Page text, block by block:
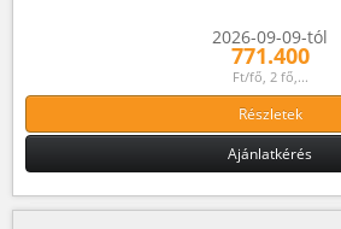
2026-09-09-tól
771.400
Ft/fő, 2 fő,...
Részletek
Ajánlatkérés